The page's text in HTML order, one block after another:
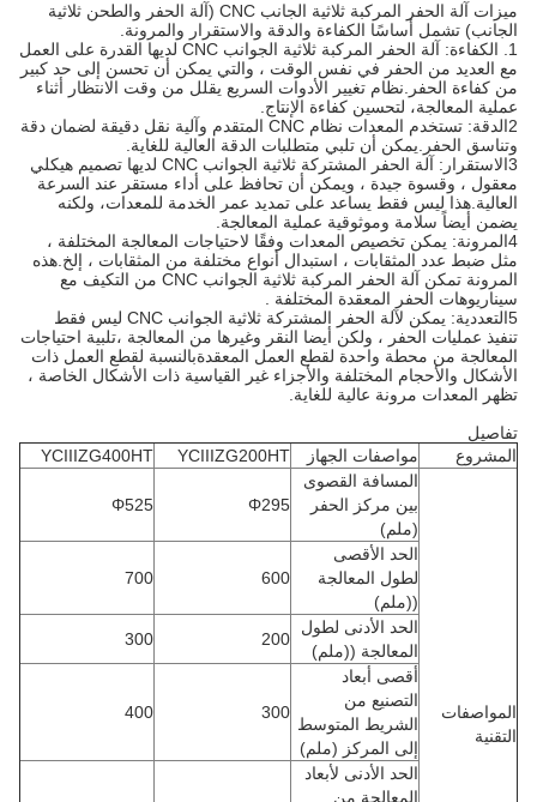
ميزات آلة الحفر المركبة ثلاثية الجانب CNC (آلة الحفر والطحن ثلاثية
الجانب) تشمل أساسًا الكفاءة والدقة والاستقرار والمرونة.
1. الكفاءة: آلة الحفر المركبة ثلاثية الجوانب CNC لديها القدرة على العمل
مع العديد من الحفر في نفس الوقت ، والتي يمكن أن تحسن إلى حد كبير
من كفاءة الحفر.نظام تغيير الأدوات السريع يقلل من وقت الانتظار أثناء
عملية المعالجة، لتحسين كفاءة الإنتاج.
2الدقة: تستخدم المعدات نظام CNC المتقدم وآلية نقل دقيقة لضمان دقة
وتناسق الحفر.يمكن أن تلبي متطلبات الدقة العالية للغاية.
3الاستقرار: آلة الحفر المشتركة ثلاثية الجوانب CNC لديها تصميم هيكلي
معقول ، وقسوة جيدة ، ويمكن أن تحافظ على أداء مستقر عند السرعة
العالية.هذا ليس فقط يساعد على تمديد عمر الخدمة للمعدات، ولكنه
يضمن أيضاً سلامة وموثوقية عملية المعالجة.
4المرونة: يمكن تخصيص المعدات وفقًا لاحتياجات المعالجة المختلفة ،
مثل ضبط عدد المثقابات ، استبدال أنواع مختلفة من المثقابات ، إلخ.هذه
المرونة تمكن آلة الحفر المركبة ثلاثية الجوانب CNC من التكيف مع
سيناريوهات الحفر المعقدة المختلفة .
5التعددية: يمكن لآلة الحفر المشتركة ثلاثية الجوانب CNC ليس فقط
تنفيذ عمليات الحفر ، ولكن أيضا النقر وغيرها من المعالجة ،تلبية احتياجات
المعالجة من محطة واحدة لقطع العمل المعقدةبالنسبة لقطع العمل ذات
الأشكال والأحجام المختلفة والأجزاء غير القياسية ذات الأشكال الخاصة ،
تظهر المعدات مرونة عالية للغاية.
تفاصيل
المشروع
مواصفات الجهاز YCIIIZG200HT
YCIIIZG400HT
المواصفات
التقنية
المسافة القصوى
بين مركز الحفر
(ملم)
Φ295
Φ525
الحد الأقصى
لطول المعالجة
((ملم)
600
700
الحد الأدنى لطول
المعالجة ((ملم)
200
300
أقصى أبعاد
التصنيع من
الشريط المتوسط
إلى المركز (ملم)
300
400
الحد الأدنى لأبعاد
المعالجة من